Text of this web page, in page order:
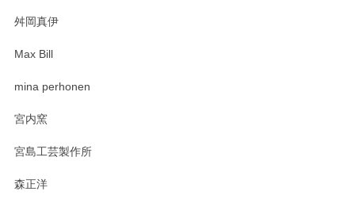
舛岡真伊
Max Bill
mina perhonen
宮内窯
宮島工芸製作所
森正洋